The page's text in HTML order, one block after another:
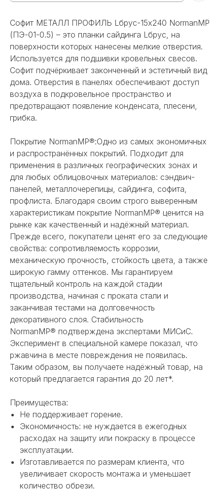
Софит МЕТАЛЛ ПРОФИЛЬ Lбрус-15х240 NormanMP
(ПЭ-01-0.5) – это планки сайдинга Lбрус, на
поверхности которых нанесены мелкие отверстия.
Используется для подшивки кровельных свесов.
Софит подчёркивает законченный и эстетичный вид
дома. Отверстия в панелях обеспечивают доступ
воздуха в подкровельное пространство и
предотвращают появление конденсата, плесени,
грибка.
Покрытие NormanMP®:Одно из самых экономичных
и распространённых покрытий. Подходит для
применения в различных географических зонах и
для любых облицовочных материалов: сэндвич-
панелей, металлочерепицы, сайдинга, софита,
профлиста. Благодаря своим строго выверенным
характеристикам покрытие NormanMP® ценится на
рынке как качественный и надёжный материал.
Прежде всего, покупатели ценят его за следующие
свойства: сопротивляемость коррозии,
механическую прочность, стойкость цвета, а также
широкую гамму оттенков. Мы гарантируем
тщательный контроль на каждой стадии
производства, начиная с проката стали и
заканчивая тестами на долговечность
декоративного слоя. Стабильность
NormanMP® подтверждена экспертами МИСиС.
Эксперимент в специальной камере показал, что
ржавчина в месте повреждения не появилась.
Таким образом, вы получаете надёжный товар, на
который предлагается гарантия до 20 лет*.
Преимущества:
Не поддерживает горение.
Экономичность: не нуждается в ежегодных
расходах на защиту или покраску в процессе
эксплуатации.
Изготавливается по размерам клиента, что
увеличивает скорость монтажа и уменьшает
количество обрези.